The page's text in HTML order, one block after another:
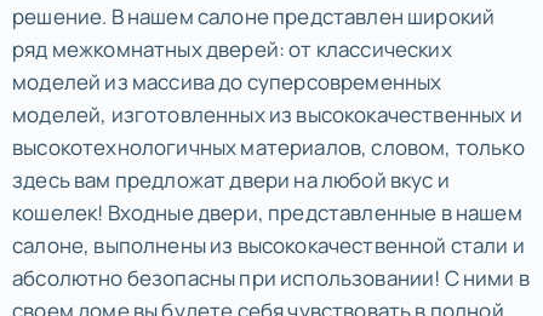
решение. В нашем салоне представлен широкий
ряд межкомнатных дверей: от классических
моделей из массива до суперсовременных
моделей, изготовленных из высококачественных и
высокотехнологичных материалов, словом, только
здесь вам предложат двери на любой вкус и
кошелек! Входные двери, представленные в нашем
салоне, выполнены из высококачественной стали и
абсолютно безопасны при использовании! С ними в